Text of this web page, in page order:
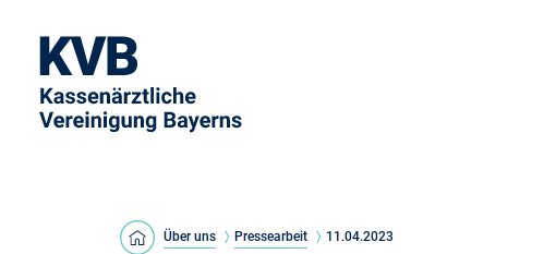
Über uns Pressearbeit 11.04.2023